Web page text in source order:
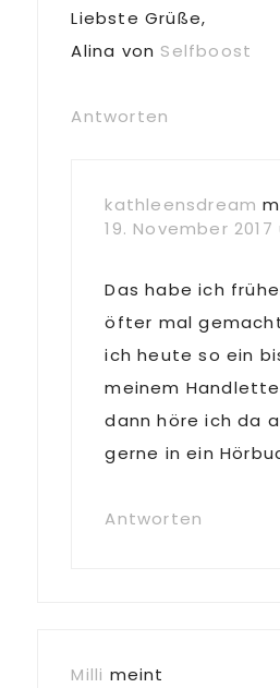
Liebste Grüße,
Alina von Selfboost
Antworten
kathleensdream
19. November 2017
Das habe ich
öfter mal
ich heute so ein
meinem
dann höre ich da
gerne in ein
Antworten
Milli meint